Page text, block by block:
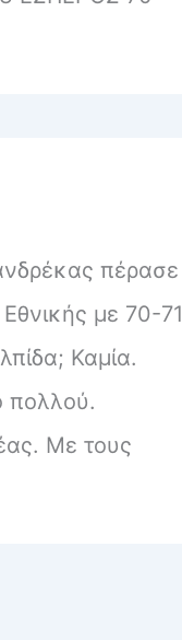
πέρασε
με 70-71
Καμία.
πολλού.
Με τους